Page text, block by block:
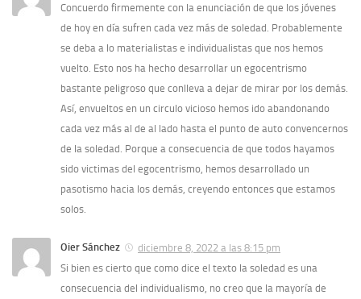
Concuerdo firmemente con la enunciación de que los jóvenes
de hoy en día sufren cada vez más de soledad. Probablemente
se deba a lo materialistas e individualistas que nos hemos
vuelto. Esto nos ha hecho desarrollar un egocentrismo
bastante peligroso que conlleva a dejar de mirar por los demás.
Así, envueltos en un circulo vicioso hemos ido abandonando
cada vez más al de al lado hasta el punto de auto convencernos
de la soledad. Porque a consecuencia de que todos hayamos
sido victimas del egocentrismo, hemos desarrollado un
pasotismo hacia los demás, creyendo entonces que estamos
solos.
Oier Sánchez
diciembre 8, 2022 a las 8:15 pm
Si bien es cierto que como dice el texto la soledad es una
consecuencia del individualismo, no creo que la mayoría de